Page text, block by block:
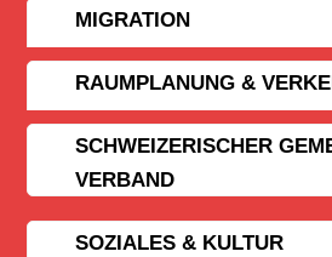
MIGRATION
RAUMPLANUNG &
SCHWEIZERISCHER
VERBAND
SOZIALES & KULTUR